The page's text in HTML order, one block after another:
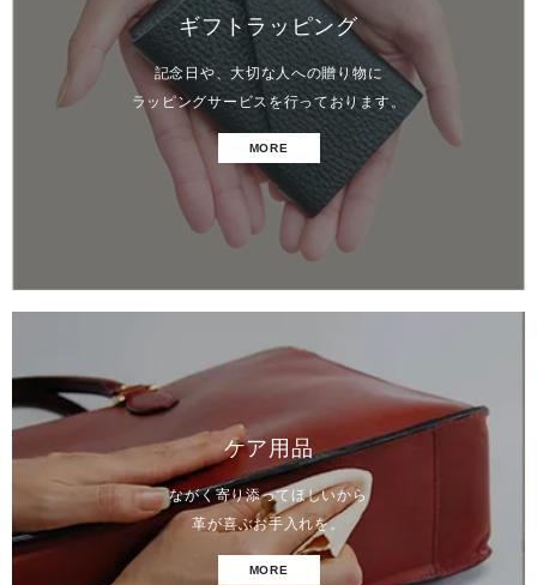
ギフトラッピング
記念日や、大切な人への贈り物に
ラッピングサービスを行っております。
MORE
ケア用品
ながく寄り添ってほしいから
革が喜ぶお手入れを。
MORE